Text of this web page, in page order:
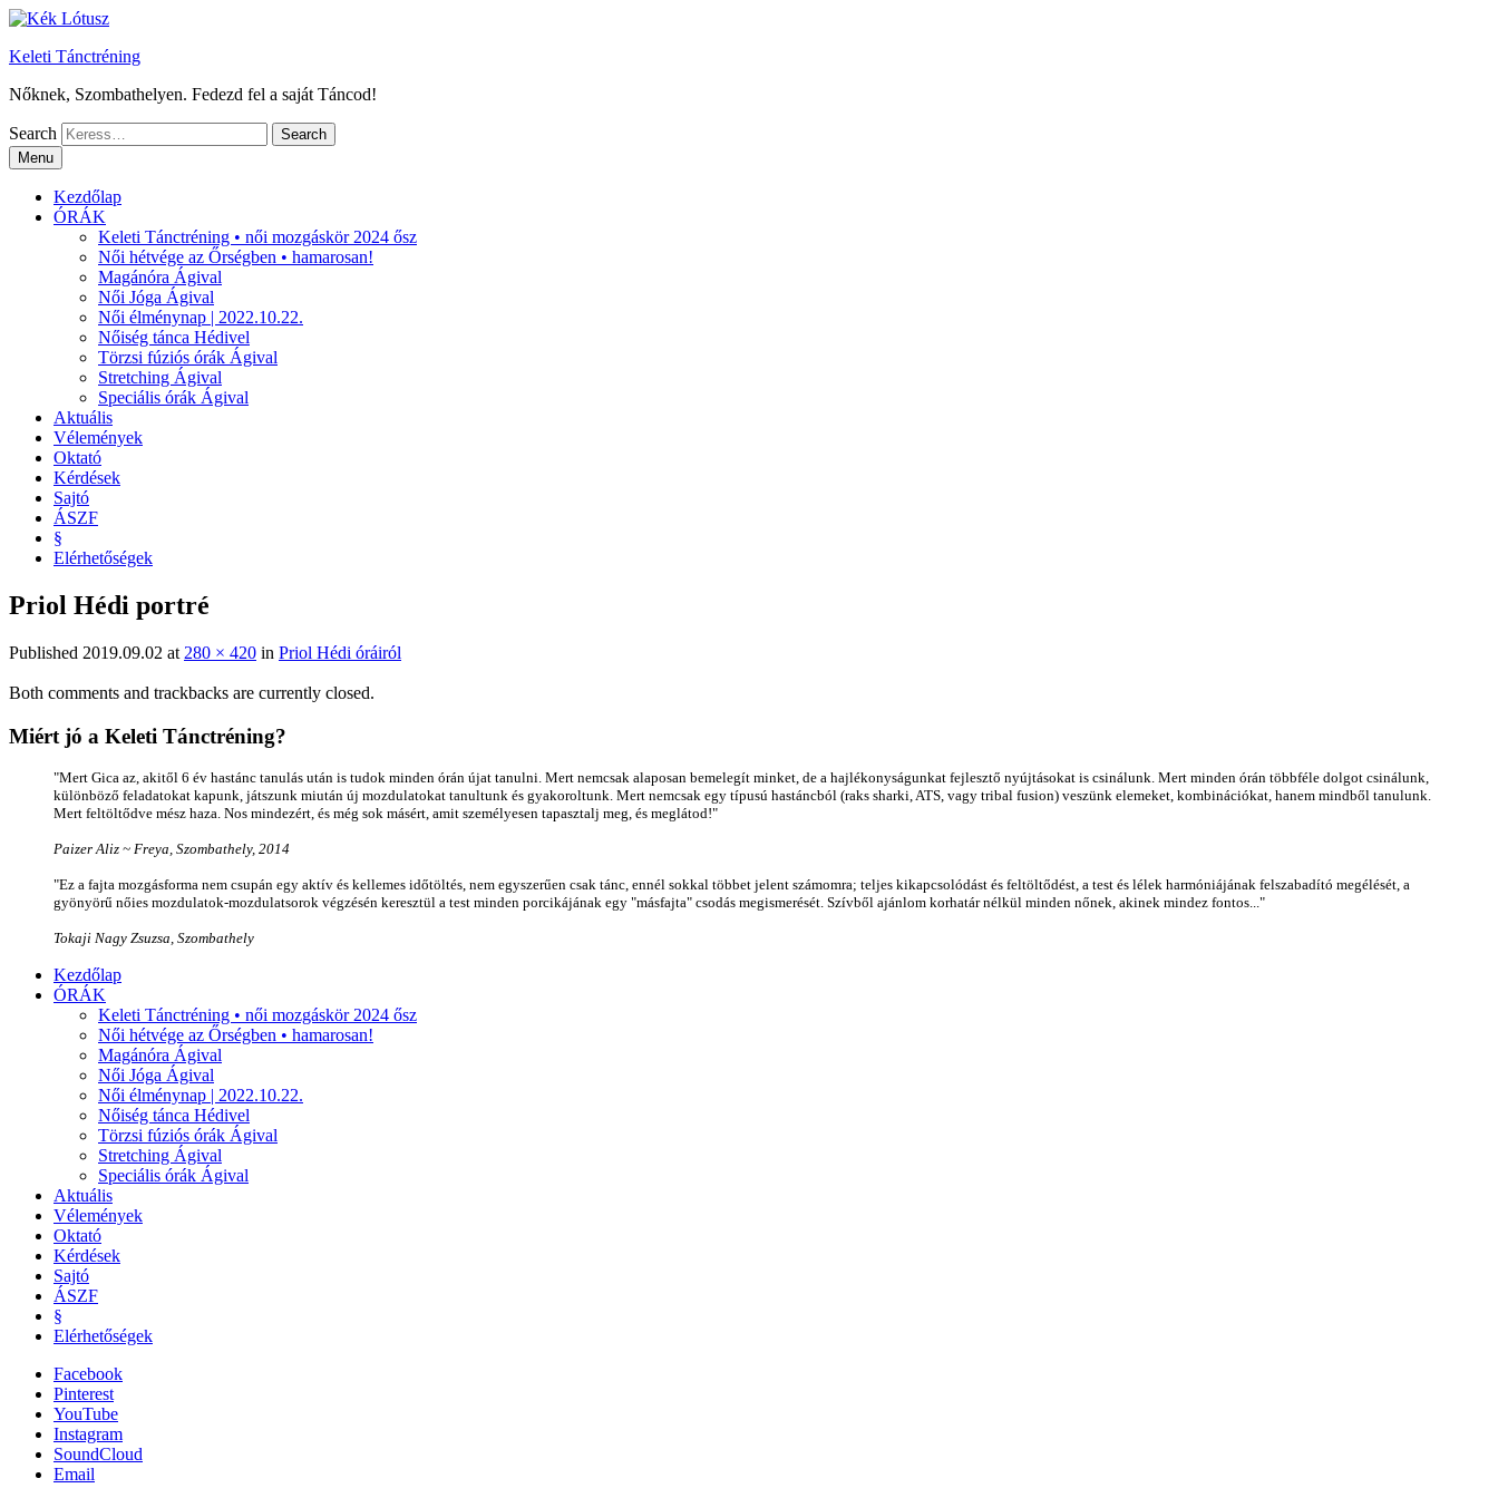
Keleti Tánctréning
Nőknek, Szombathelyen. Fedezd fel a saját Táncod!
Search
Menu
Kezdőlap
ÓRÁK
Keleti Tánctréning • női mozgáskör 2024 ősz
Női hétvége az Őrségben • hamarosan!
Magánóra Ágival
Női Jóga Ágival
Női élménynap | 2022.10.22.
Nőiség tánca Hédivel
Törzsi fúziós órák Ágival
Stretching Ágival
Speciális órák Ágival
Aktuális
Vélemények
Oktató
Kérdések
Sajtó
ÁSZF
§
Elérhetőségek
Priol Hédi portré
Published 2019.09.02 at 280 × 420 in Priol Hédi óráiról
Both comments and trackbacks are currently closed.
Miért jó a Keleti Tánctréning?
"Mert Gica az, akitől 6 év hastánc tanulás után is tudok minden órán újat tanulni. Mert nemcsak alaposan bemelegít minket, de a hajlékonyságunkat fejlesztő nyújtásokat is csinálunk. Mert minden órán többféle dolgot csinálunk,
különböző feladatokat kapunk, játszunk miután új mozdulatokat tanultunk és gyakoroltunk. Mert nemcsak egy típusú hastáncból (raks sharki, ATS, vagy tribal fusion) veszünk elemeket, kombinációkat, hanem mindből tanulunk.
Mert feltöltődve mész haza. Nos mindezért, és még sok másért, amit személyesen tapasztalj meg, és meglátod!"
Paizer Aliz ~ Freya, Szombathely, 2014
"Ez a fajta mozgásforma nem csupán egy aktív és kellemes időtöltés, nem egyszerűen csak tánc, ennél sokkal többet jelent számomra; teljes kikapcsolódást és feltöltődést, a test és lélek harmóniájának felszabadító megélését, a
gyönyörű nőies mozdulatok-mozdulatsorok végzésén keresztül a test minden porcikájának egy "másfajta" csodás megismerését. Szívből ajánlom korhatár nélkül minden nőnek, akinek mindez fontos..."
Tokaji Nagy Zsuzsa, Szombathely
Kezdőlap
ÓRÁK
Keleti Tánctréning • női mozgáskör 2024 ősz
Női hétvége az Őrségben • hamarosan!
Magánóra Ágival
Női Jóga Ágival
Női élménynap | 2022.10.22.
Nőiség tánca Hédivel
Törzsi fúziós órák Ágival
Stretching Ágival
Speciális órák Ágival
Aktuális
Vélemények
Oktató
Kérdések
Sajtó
ÁSZF
§
Elérhetőségek
Facebook
Pinterest
YouTube
Instagram
SoundCloud
Email